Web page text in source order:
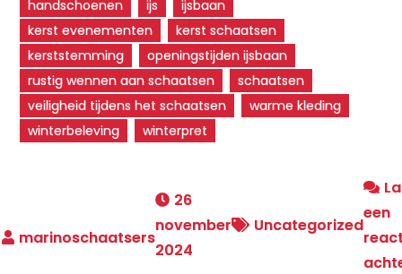
handschoenen
ijs
ijsbaan
kerst evenementen
kerst schaatsen
kerststemming
openingstijden ijsbaan
rustig wennen aan schaatsen
schaatsen
veiligheid tijdens het schaatsen
warme kleding
winterbeleving
winterpret
26
november
2024
Uncategorized
een